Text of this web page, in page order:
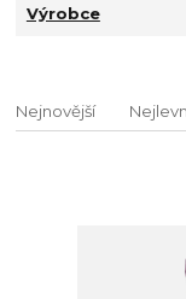
Výrobce
Nejnovější